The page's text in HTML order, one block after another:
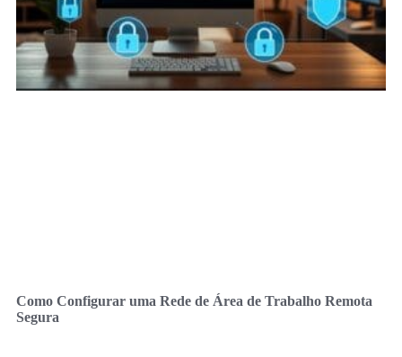
Como Configurar uma Rede de Área de Trabalho Remota
Segura